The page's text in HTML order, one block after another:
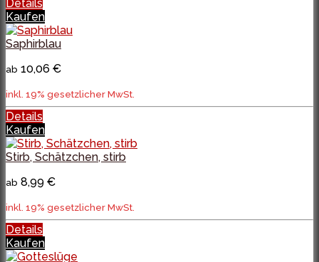
Details
Kaufen
Saphirblau
ab 10,06 €
inkl. 19% gesetzlicher MwSt.
Details
Kaufen
Stirb, Schätzchen, stirb
ab 8,99 €
inkl. 19% gesetzlicher MwSt.
Details
Kaufen